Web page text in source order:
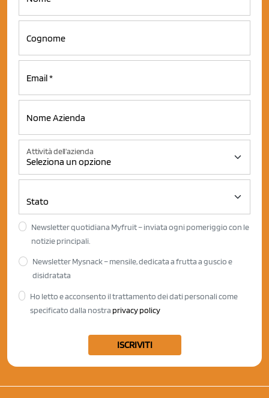
Attività dell'azienda
Newsletter quotidiana Myfruit – inviata ogni pomeriggio con le
notizie principali.
Newsletter Mysnack – mensile, dedicata a frutta a guscio e
disidratata
Ho letto e acconsento il trattamento dei dati personali come
specificato dalla nostra privacy policy
ISCRIVITI